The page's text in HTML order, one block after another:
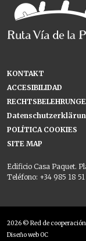
KONTAKT
ACCESIBILIDAD
POLÍTICA COOKIES
SITE MAP
Edificio Casa Paquet.
Teléfono: +34 985 18
2026 © Red de
Diseño web OC